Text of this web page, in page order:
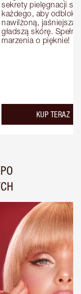
sekrety pielęgnacji
każdego, aby
nawilżoną, jaśniejszą i
gładszą skórę.
marzenia o pięknie!
KUP TERAZ